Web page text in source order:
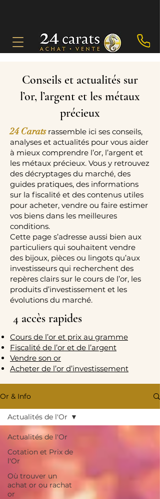
Conseils et actualités sur
l’or, l’argent et les métaux
précieux
24 Caratsrassemble ici ses conseils,
analyses et actualités pour vous aider
à mieux comprendre l’or, l’argent et
les métaux précieux. Vous y retrouvez
des décryptages du marché, des
guides pratiques, des informations
sur la fiscalité et des contenus utiles
pour acheter, vendre ou faire estimer
vos biens dans les meilleures
conditions.
Cette page s’adresse aussi bien aux
particuliers qui souhaitent vendre
des bijoux, pièces ou lingots qu’aux
investisseurs qui recherchent des
repères clairs sur le cours de l’or, les
produits d’investissement et les
évolutions du marché.
4 accès rapides
Cours de l’or et prix au gramme
Fiscalité de l’or et de l’argent
Vendre son or
Acheter de l’or d’investissement
Or & Info
Actualités de l'Or
Cotation et Prix de
l'Or
Où trouver un
achat or ou rachat
or
Actualités de l'Or